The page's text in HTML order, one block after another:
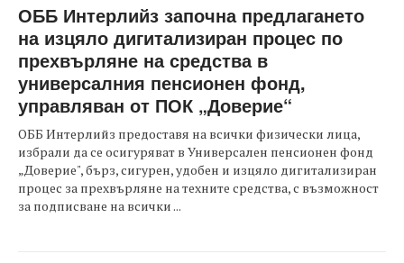
ОББ Интерлийз започна предлагането
на изцяло дигитализиран процес по
прехвърляне на средства в
универсалния пенсионен фонд,
управляван от ПОК „Доверие“
ОББ Интерлийз предоставя на всички физически лица,
избрали да се осигуряват в Универсален пенсионен фонд
„Доверие", бърз, сигурен, удобен и изцяло дигитализиран
процес за прехвърляне на техните средства, с възможност
за подписване на всички ...